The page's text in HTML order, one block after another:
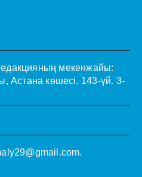
мекенжайы:
Астана көшесі, 143-үй. 3-
.